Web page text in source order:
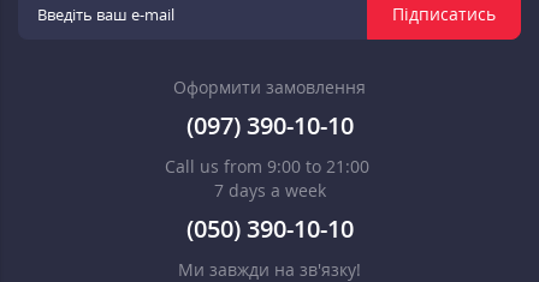
Підписатись
Оформити замовлення
(097) 390-10-10
Call us from 9:00 to 21:00
7 days a week
(050) 390-10-10
Ми завжди на зв'язку!